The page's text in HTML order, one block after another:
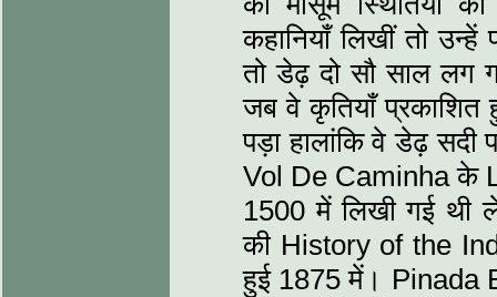
कहानियाँ लिखीं तो
तो डेढ़ दो सौ साल लग
जब वे कृतियाँ प्रकाशित
पड़ा हालांकि वे डेढ़ सदी
Vol De Caminha के
1500 में लिखी गई थी
की History of the
हुई 1875 में। Pinada